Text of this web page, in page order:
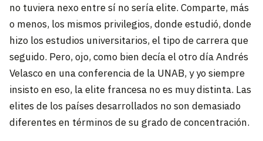
no tuviera nexo entre sí no sería elite. Comparte, más
o menos, los mismos privilegios, donde estudió, donde
hizo los estudios universitarios, el tipo de carrera que
seguido. Pero, ojo, como bien decía el otro día Andrés
Velasco en una conferencia de la UNAB, y yo siempre
insisto en eso, la elite francesa no es muy distinta. Las
elites de los países desarrollados no son demasiado
diferentes en términos de su grado de concentración.